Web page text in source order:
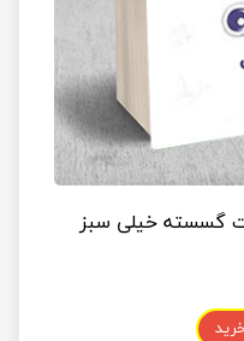
گسسته خیلی سبز